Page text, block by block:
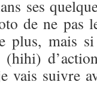
ses
de ne pas
plus, mais
vais suivre